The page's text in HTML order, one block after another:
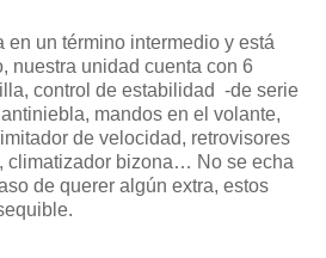
en un término intermedio y está
nuestra unidad cuenta con 6
control de estabilidad -de serie
mandos en el volante,
de velocidad, retrovisores
climatizador bizona… No se echa
de querer algún extra, estos